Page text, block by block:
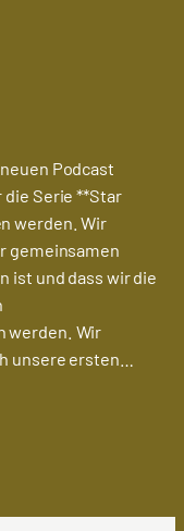
Podcast
die Serie **Star
werden. Wir
gemeinsamen
ist und dass wir die
werden. Wir
unsere ersten…